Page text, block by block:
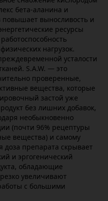
бета-аланина и
повышает выносливость и
ресурсы
нагрузок.
усталости
S.A.W. — это
проверенные,
вещества, которые
застой уже
без лишних добавок,
необыкновенно
(почти 96% рецептуры
вещества) и самому
препарата скрывает
и эргогенический
обладающие
увеличивают
с большими